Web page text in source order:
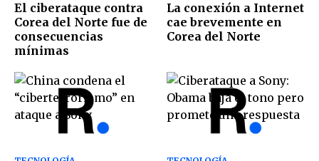
El ciberataque contra
Corea del Norte fue de
consecuencias
mínimas
La conexión a Internet
cae brevemente en
Corea del Norte